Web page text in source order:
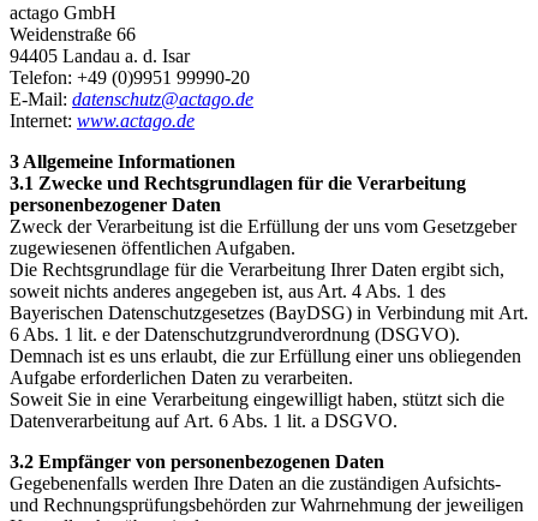
actago GmbH
Weidenstraße 66
94405 Landau a. d. Isar
Telefon: +49 (0)9951 99990-20
E-Mail: datenschutz@actago.de
Internet: www.actago.de
3 Allgemeine Informationen
3.1 Zwecke und Rechtsgrundlagen für die Verarbeitung
personenbezogener Daten
Zweck der Verarbeitung ist die Erfüllung der uns vom Gesetzgeber
zugewiesenen öffentlichen Aufgaben.
Die Rechtsgrundlage für die Verarbeitung Ihrer Daten ergibt sich,
soweit nichts anderes angegeben ist, aus Art. 4 Abs. 1 des
Bayerischen Datenschutzgesetzes (BayDSG) in Verbindung mit Art.
6 Abs. 1 lit. e der Datenschutzgrundverordnung (DSGVO).
Demnach ist es uns erlaubt, die zur Erfüllung einer uns obliegenden
Aufgabe erforderlichen Daten zu verarbeiten.
Soweit Sie in eine Verarbeitung eingewilligt haben, stützt sich die
Datenverarbeitung auf Art. 6 Abs. 1 lit. a DSGVO.
3.2 Empfänger von personenbezogenen Daten
Gegebenenfalls werden Ihre Daten an die zuständigen Aufsichts-
und Rechnungsprüfungsbehörden zur Wahrnehmung der jeweiligen